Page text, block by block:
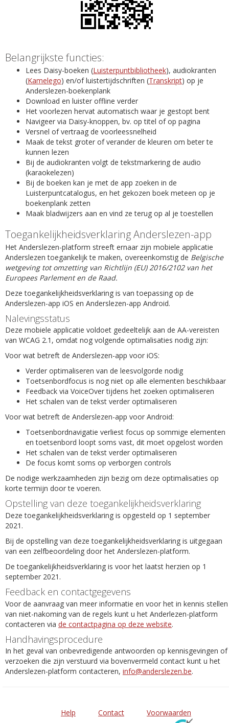
Belangrijkste functies:
Lees Daisy-boeken (Luisterpuntbibliotheek), audiokranten
(Kamelego) en/of luistertijdschriften (Transkript) op je
Anderslezen-boekenplank
Download en luister offline verder
Het voorlezen hervat automatisch waar je gestopt bent
Navigeer via Daisy-knoppen, bv. op titel of op pagina
Versnel of vertraag de voorleessnelheid
Maak de tekst groter of verander de kleuren om beter te
kunnen lezen
Bij de audiokranten volgt de tekstmarkering de audio
(karaokelezen)
Bij de boeken kan je met de app zoeken in de
Luisterpuntcatalogus, en het gekozen boek meteen op je
boekenplank zetten
Maak bladwijzers aan en vind ze terug op al je toestellen
Toegankelijkheidsverklaring Anderslezen-app
Het Anderslezen-platform streeft ernaar zijn mobiele applicatie
Anderslezen toegankelijk te maken, overeenkomstig de Belgische
wetgeving tot omzetting van Richtlijn (EU) 2016/2102 van het
Europees Parlement en de Raad.
Deze toegankelijkheidsverklaring is van toepassing op de
Anderslezen-app iOS en Anderslezen-app Android.
Nalevingsstatus
Deze mobiele applicatie voldoet gedeeltelijk aan de AA-vereisten
van WCAG 2.1, omdat nog volgende optimalisaties nodig zijn:
Voor wat betreft de Anderslezen-app voor iOS:
Verder optimaliseren van de leesvolgorde nodig
Toetsenbordfocus is nog niet op alle elementen beschikbaar
Feedback via VoiceOver tijdens het zoeken optimaliseren
Het schalen van de tekst verder optimaliseren
Voor wat betreft de Anderslezen-app voor Android:
Toetsenbordnavigatie verliest focus op sommige elementen
en toetsenbord loopt soms vast, dit moet opgelost worden
Het schalen van de tekst verder optimaliseren
De focus komt soms op verborgen controls
De nodige werkzaamheden zijn bezig om deze optimalisaties op
korte termijn door te voeren.
Opstelling van deze toegankelijkheidsverklaring
Deze toegankelijkheidsverklaring is opgesteld op 1 september
2021.
Bij de opstelling van deze toegankelijkheidsverklaring is uitgegaan
van een zelfbeoordeling door het Anderslezen-platform.
De toegankelijkheidsverklaring is voor het laatst herzien op 1
september 2021.
Feedback en contactgegevens
Voor de aanvraag van meer informatie en voor het in kennis stellen
van niet-nakoming van de regels kunt u het Anderlezen-platform
contacteren via de contactpagina op deze website.
Handhavingsprocedure
In het geval van onbevredigende antwoorden op kennisgevingen of
verzoeken die zijn verstuurd via bovenvermeld contact kunt u het
Anderslezen-platform contacteren, info@anderslezen.be.
Help Contact
Voorwaarden